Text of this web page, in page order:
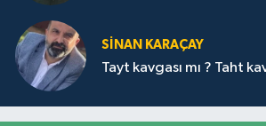
SİNAN KARAÇAY
Tayt kavgası mı ? Taht